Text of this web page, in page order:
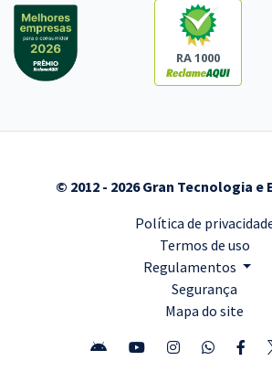
RA 1000
© 2012 - 2026 Gran Tecnologia e
Política de
Termos de uso
Regulamentos
Segurança
Mapa do site